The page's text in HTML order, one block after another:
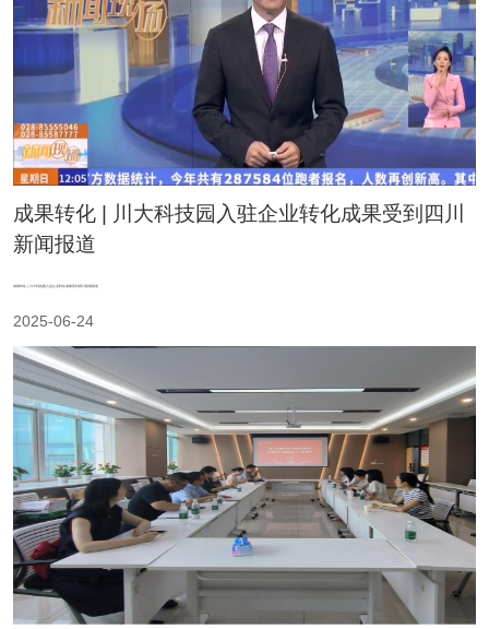
成果转化 | 川大科技园入驻企业转化成果受到四川
新闻报道
成果转化 | 川大科技园入驻企业转化成果受到四川新闻报道
2025-06-24